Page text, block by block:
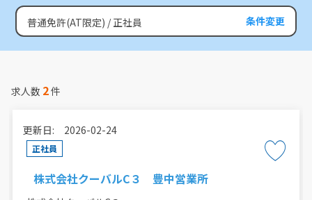
普通免許(AT限定) 正社員 条件変更
求人数 2件
更新日: 2026-02-24
正社員
株式会社クーバルC３ 豊中営業所